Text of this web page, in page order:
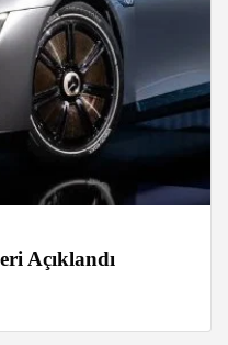
Açıklandı